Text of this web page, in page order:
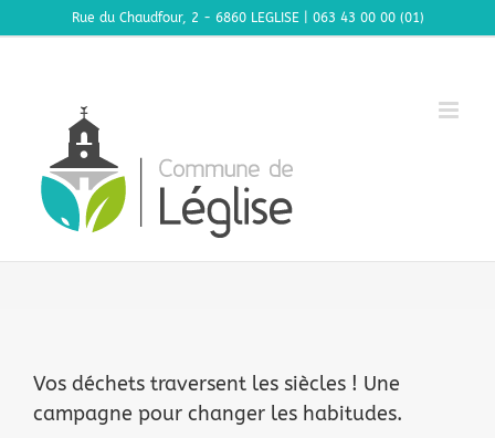
au
Rue du Chaudfour, 2 - 6860 LEGLISE | 063 43 00 00 (01)
Vos déchets traversent les siècles ! Une
campagne pour changer les habitudes.